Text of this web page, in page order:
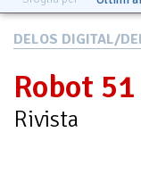
DELOS DIGITAL/
Robot 51
Rivista